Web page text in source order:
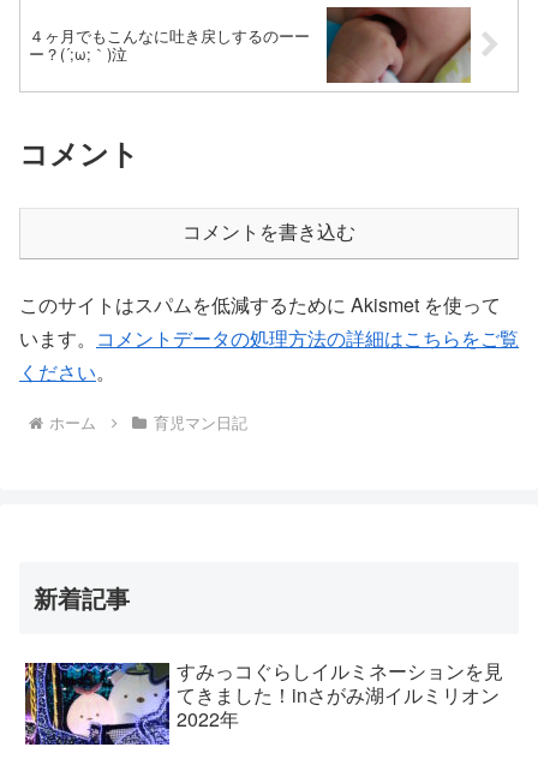
４ヶ月でもこんなに吐き戻しするのーー
ー？(´;ω;｀)泣
コメント
コメントを書き込む
このサイトはスパムを低減するために Akismet を使って
います。 コメントデータの処理方法の詳細はこちらをご覧
ください。
ホーム 育児マン日記
新着記事
すみっコぐらしイルミネーションを見
てきました！inさがみ湖イルミリオン
2022年